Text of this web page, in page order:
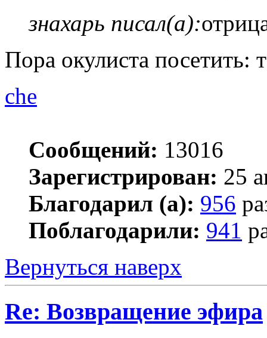
знахарь писал(а):
Пора окулиста посетить:
che
Сообщений: 13016
Зарегистрирован: 25
Благодарил (а): 956
Поблагодарили: 941
Вернуться наверх
Re: Возвращение эфира